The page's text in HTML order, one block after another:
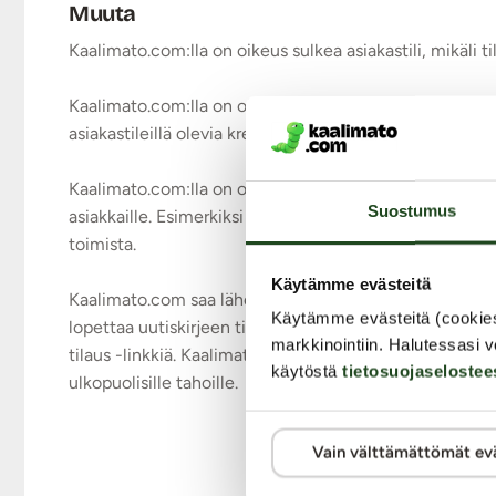
Suostumus
Käytämme evästeitä
Käytämme evästeitä
markkinointiin. Halutessasi
käytöstä
Vain välttämättömät
Muuta
Kaalimato.com:lla on oikeus sulkea asiakastili, mikäli
Kaalimato.com:lla on oikeus lopettaa kanta-
asiakastileillä olevia krediittejä tai muita etuuksia ei
Kaalimato.com:lla on oikeus muuttaa kanta-
asiakkaille. Esimerkiksi voidaan muuttaa asiakkaiden
toimista.
Kaalimato.com saa lähettää kanta-asiakkaille
lopettaa uutiskirjeen tilaamisen ensimmäisen kirjeen
tilaus -linkkiä. Kaalimato.com ei luovuta kanta-
ulkopuolisille tahoille.